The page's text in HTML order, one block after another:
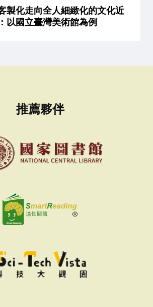
製化走向全人細緻化的文化近
以國立臺灣美術館為例
推薦夥伴